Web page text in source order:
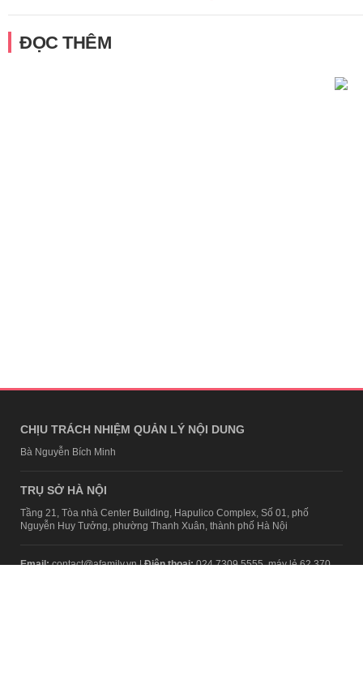
ĐỌC THÊM
CHỊU TRÁCH NHIỆM QUẢN LÝ NỘI DUNG
Bà Nguyễn Bích Minh
TRỤ SỞ HÀ NỘI
Tầng 21, Tòa nhà Center Building, Hapulico Complex, Số 01, phố
Nguyễn Huy Tưởng, phường Thanh Xuân, thành phố Hà Nội
Email:contact@afamily.vn |Điện thoại:024 7309 5555, máy lẻ 62.370